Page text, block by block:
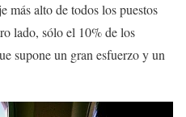
más alto de todos los puestos
lado, sólo el 10% de los
supone un gran esfuerzo y un